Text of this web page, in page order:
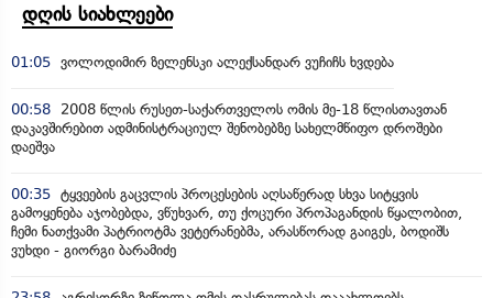
დღის სიახლეები
01:05 ვოლოდიმირ ზელენსკი ალექსანდარ ვუჩიჩს ხვდება
00:58
2008 წლის რუსეთ-საქართველოს ომის მე-18 წლისთავთან
დაკავშირებით ადმინისტრაციულ შენობებზე სახელმწიფო დროშები
დაეშვა
00:35 ტყვეების გაცვლის პროცესების აღსაწერად სხვა სიტყვის
გამოყენება აჯობებდა, ვწუხვარ, თუ ქოცური პროპაგანდის წყალობით,
ჩემი ნათქვამი პატრიოტმა ვეტერანებმა, არასწორად გაიგეს, ბოდიშს
ვუხდი - გიორგი ბარამიძე